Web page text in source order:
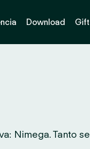
Download
Nimega. Tanto